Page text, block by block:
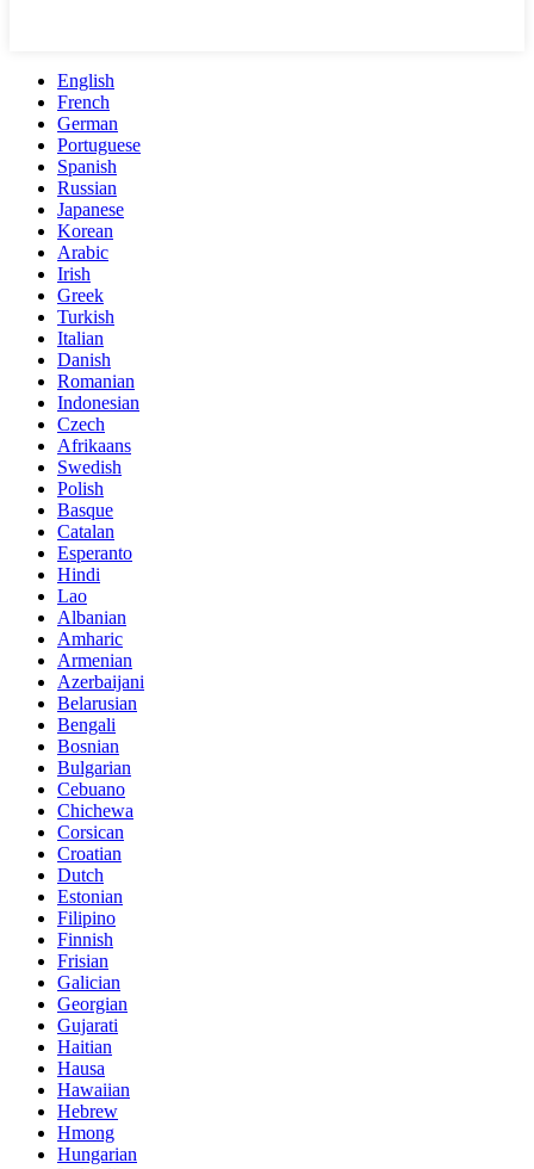
English
French
German
Portuguese
Spanish
Russian
Japanese
Korean
Arabic
Irish
Greek
Turkish
Italian
Danish
Romanian
Indonesian
Czech
Afrikaans
Swedish
Polish
Basque
Catalan
Esperanto
Hindi
Lao
Albanian
Amharic
Armenian
Azerbaijani
Belarusian
Bengali
Bosnian
Bulgarian
Cebuano
Chichewa
Corsican
Croatian
Dutch
Estonian
Filipino
Finnish
Frisian
Galician
Georgian
Gujarati
Haitian
Hausa
Hawaiian
Hebrew
Hmong
Hungarian